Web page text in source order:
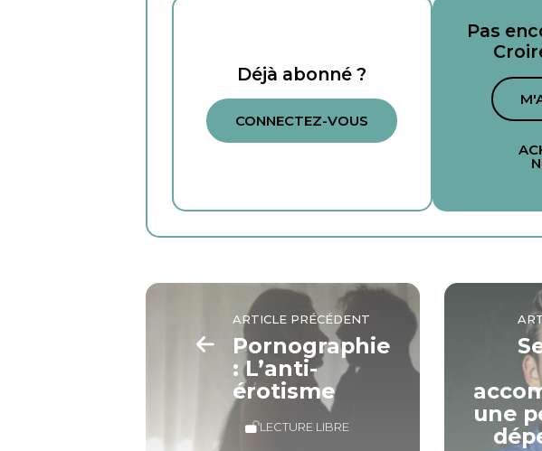
Déjà abonné ?
CONNECTEZ-VOUS
Pas
ARTICLE PRÉCÉDENT
Pornographie
: L’anti-
érotisme
LECTURE LIBRE
une